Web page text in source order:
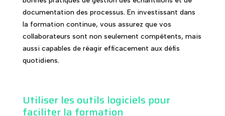
documentation des processus. En investissant dans
la formation continue, vous assurez que vos
collaborateurs sont non seulement compétents, mais
aussi capables de réagir efficacement aux défis
quotidiens.
Utiliser les outils logiciels pour
faciliter la formation